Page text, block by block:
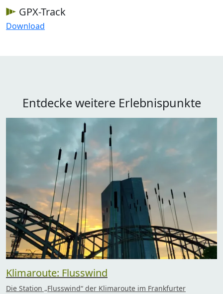
GPX-Track
Download
Entdecke weitere Erlebnispunkte
Klimaroute: Flusswind
Die Station „Flusswind“ der Klimaroute im Frankfurter